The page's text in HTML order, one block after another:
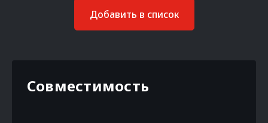
Добавить в список
Совместимость